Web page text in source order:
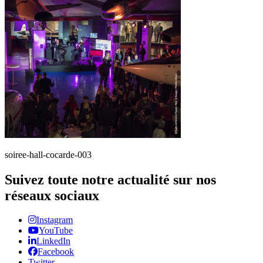
soiree-hall-cocarde-003
Suivez toute notre actualité sur nos
réseaux sociaux
Instagram
YouTube
LinkedIn
Facebook